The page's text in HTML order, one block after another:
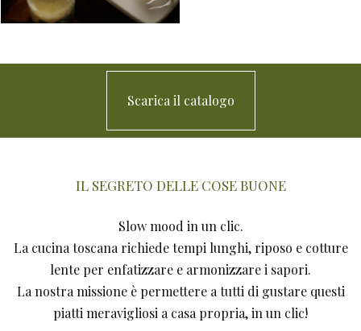
Scarica il catalogo
IL SEGRETO DELLE COSE BUONE
Slow mood in un clic.
La cucina toscana richiede tempi lunghi, riposo e cotture
lente per enfatizzare e armonizzare i sapori.
La nostra missione è permettere a tutti di gustare questi
piatti meravigliosi a casa propria, in un clic!